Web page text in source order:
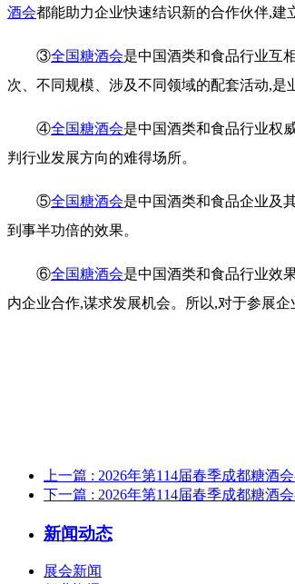
酒会都能助力企业快速结识新的合作伙伴,建
③全国糖酒会是中国酒类和食品行业互
次、不同规模、涉及不同领域的配套活动,
④全国糖酒会是中国酒类和食品行业权
判行业发展方向的难得场所。
⑤全国糖酒会是中国酒类和食品企业及
到事半功倍的效果。
⑥全国糖酒会是中国酒类和食品行业效
内企业合作,谋求发展机会。所以,对于参展
上一篇 : 2026年第114届春季成都糖酒
下一篇 : 2026年第114届春季成都糖酒
新闻动态
展会新闻